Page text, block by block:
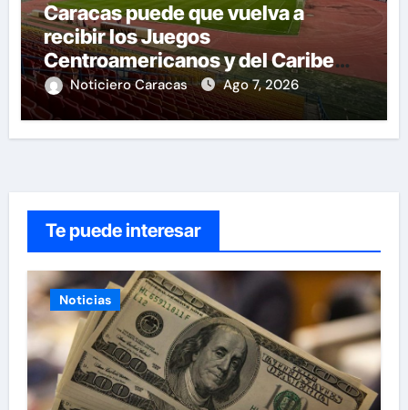
Caracas puede que vuelva a
recibir los Juegos
Centroamericanos y del Caribe
tras mas de 70 años
Noticiero Caracas Ago 7, 2026
Te puede interesar
Noticias